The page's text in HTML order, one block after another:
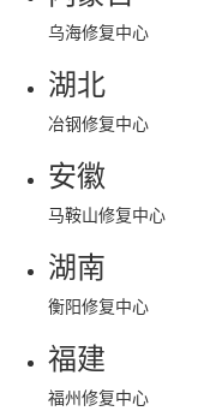
乌海修复中心
湖北
冶钢修复中心
安徽
马鞍山修复中心
湖南
衡阳修复中心
福建
福州修复中心